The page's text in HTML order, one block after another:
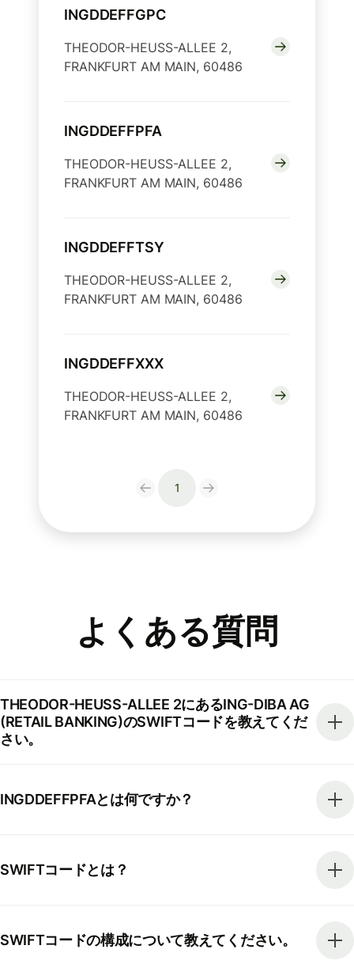
INGDDEFFGPC
THEODOR-HEUSS-ALLEE 2,
FRANKFURT AM MAIN, 60486
INGDDEFFPFA
THEODOR-HEUSS-ALLEE 2,
FRANKFURT AM MAIN, 60486
INGDDEFFTSY
THEODOR-HEUSS-ALLEE 2,
FRANKFURT AM MAIN, 60486
INGDDEFFXXX
THEODOR-HEUSS-ALLEE 2,
FRANKFURT AM MAIN, 60486
1
よくある質問
THEODOR-HEUSS-ALLEE 2にあるING-DIBA AG
(RETAIL BANKING)のSWIFTコードを教えてくだ
さい。
INGDDEFFPFAとは何ですか？
SWIFTコードとは？
SWIFTコードの構成について教えてください。